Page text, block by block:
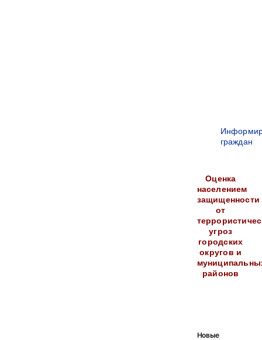
граждан
Оценка
населением
защищенности
от
угроз
городских
округов и
районов
Новые